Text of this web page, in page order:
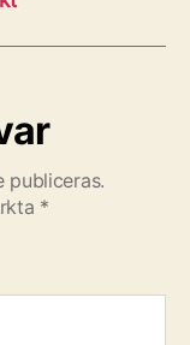
publiceras.
*